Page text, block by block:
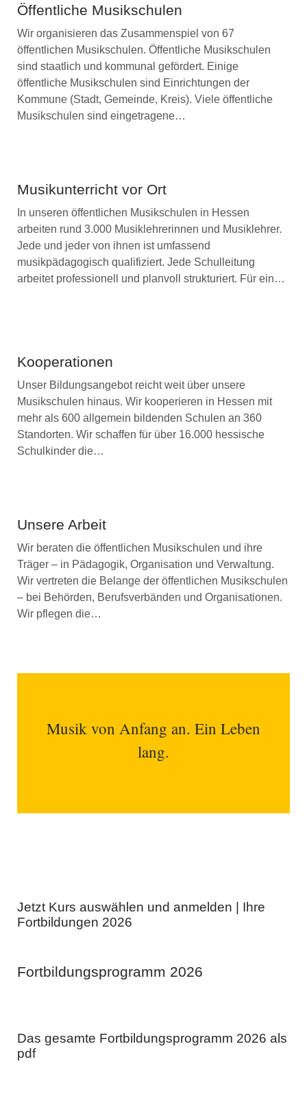
Öffentliche Musikschulen
Wir organisieren das Zusammenspiel von 67
öffentlichen Musikschulen. Öffentliche Musikschulen
sind staatlich und kommunal gefördert. Einige
öffentliche Musikschulen sind Einrichtungen der
Kommune (Stadt, Gemeinde, Kreis). Viele öffentliche
Musikschulen sind eingetragene…
Musikunterricht vor Ort
In unseren öffentlichen Musikschulen in Hessen
arbeiten rund 3.000 Musiklehrerinnen und Musiklehrer.
Jede und jeder von ihnen ist umfassend
musikpädagogisch qualifiziert. Jede Schulleitung
arbeitet professionell und planvoll strukturiert. Für ein…
Kooperationen
Unser Bildungsangebot reicht weit über unsere
Musikschulen hinaus. Wir kooperieren in Hessen mit
mehr als 600 allgemein bildenden Schulen an 360
Standorten. Wir schaffen für über 16.000 hessische
Schulkinder die…
Unsere Arbeit
Wir beraten die öffentlichen Musikschulen und ihre
Träger – in Pädagogik, Organisation und Verwaltung.
Wir vertreten die Belange der öffentlichen Musikschulen
– bei Behörden, Berufsverbänden und Organisationen.
Wir pflegen die…
Musik von Anfang an. Ein Leben
lang.
Jetzt Kurs auswählen und anmelden | Ihre
Fortbildungen 2026
Fortbildungsprogramm 2026
Das gesamte Fortbildungsprogramm 2026 als
pdf